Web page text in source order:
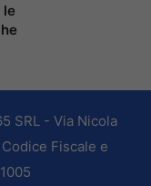
le
SRL - Via Nicola
Fiscale e